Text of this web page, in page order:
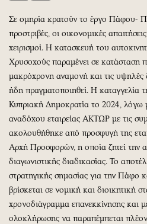
Εικαστικά
Βιβλίο
Χειρόγραφα
Σε ομηρία κρατούν το έργο Πάφου-
προστριβές, οι οικονομικές
χειρισμοί. Η κατασκευή του
Χρυσοχούς παραμένει σε κατάσταση
μακρόχρονη αναμονή και τις υψηλές
ήδη πραγματοποιηθεί. Η καταγγελία
Κυπριακή Δημοκρατία το 2024,
αναδόχου εταιρείας ΑΚΤΩΡ με τις
ακολουθήθηκε από προσφυγή της
Αρχή Προσφορών, η οποία ζητεί την
διαγωνιστικής διαδικασίας. Το
στρατηγικής σημασίας για την Πάφο
βρίσκεται σε νομική και διοικητική
χρονοδιάγραμμα επανεκκίνησης και
ολοκλήρωσης να παραπέμπεται